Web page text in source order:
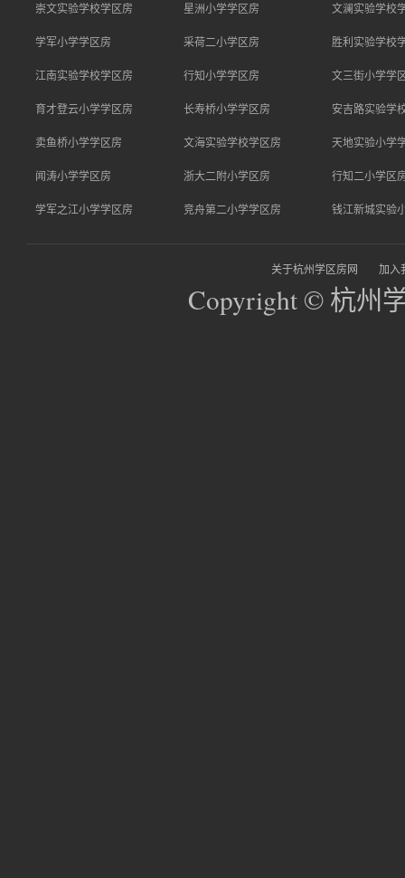
崇文实验学校学区房 星洲小学学区房 文澜实验学校
学军小学学区房 采荷二小学区房 胜利实验学校
江南实验学校学区房 行知小学学区房 文三街小学学
育才登云小学学区房 长寿桥小学学区房 安吉路实验学
卖鱼桥小学学区房 文海实验学校学区房 天地实验小学
闻涛小学学区房 浙大二附小学区房 行知二小学区
学军之江小学学区房 竞舟第二小学学区房 钱江新城实验
关于杭州学区房网 加入
Copyright © 杭州